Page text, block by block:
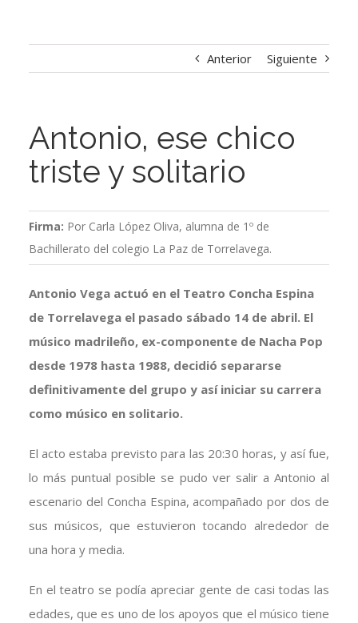
Anterior Siguiente
Antonio, ese chico
triste y solitario
Firma: Por Carla López Oliva, alumna de 1º de
Bachillerato del colegio La Paz de Torrelavega.
Antonio Vega actuó en el Teatro Concha Espina
de Torrelavega el pasado sábado 14 de abril. El
músico madrileño, ex-componente de Nacha Pop
desde 1978 hasta 1988, decidió separarse
definitivamente del grupo y así iniciar su carrera
como músico en solitario.
El acto estaba previsto para las 20:30 horas, y así fue,
lo más puntual posible se pudo ver salir a Antonio al
escenario del Concha Espina, acompañado por dos de
sus músicos, que estuvieron tocando alrededor de
una hora y media.
En el teatro se podía apreciar gente de casi todas las
edades, que es uno de los apoyos que el músico tiene